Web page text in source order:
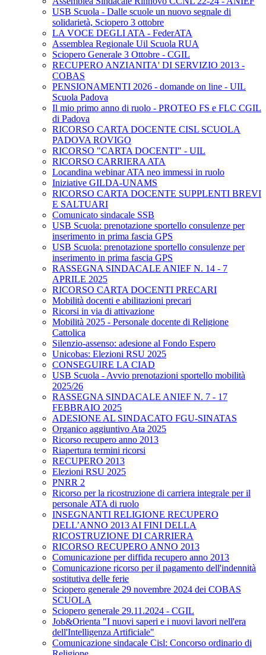
USB Scuola - Dalle scuole un nuovo segnale di
solidarietà, Sciopero 3 ottobre
LA VOCE DEGLI ATA - FederATA
Assemblea Regionale Uil Scuola RUA
Sciopero Generale 3 Ottobre - CGIL
RECUPERO ANZIANITA' DI SERVIZIO 2013 -
COBAS
PENSIONAMENTI 2026 - domande on line - UIL
Scuola Padova
Il mio primo anno di ruolo - PROTEO FS e FLC CGIL
di Padova
RICORSO CARTA DOCENTE CISL SCUOLA
PADOVA ROVIGO
RICORSO "CARTA DOCENTI" - UIL
RICORSO CARRIERA ATA
Locandina webinar ATA neo immessi in ruolo
Iniziative GILDA-UNAMS
RICORSO CARTA DOCENTE SUPPLENTI BREVI
E SALTUARI
Comunicato sindacale SSB
USB Scuola: prenotazione sportello consulenze per
inserimento in prima fascia GPS
USB Scuola: prenotazione sportello consulenze per
inserimento in prima fascia GPS
RASSEGNA SINDACALE ANIEF N. 14 - 7
APRILE 2025
RICORSO CARTA DOCENTI PRECARI
Mobilità docenti e abilitazioni precari
Ricorsi in via di attivazione
Mobilità 2025 - Personale docente di Religione
Cattolica
Silenzio-assenso: adesione al Fondo Espero
Unicobas: Elezioni RSU 2025
CONSEGUIRE LA CIAD
USB Scuola - Avvio prenotazioni sportello mobilità
2025/26
RASSEGNA SINDACALE ANIEF N. 7 - 17
FEBBRAIO 2025
ADESIONE AL SINDACATO FGU-SINATAS
Organico aggiuntivo Ata 2025
Ricorso recupero anno 2013
Riapertura termini ricorsi
RECUPERO 2013
Elezioni RSU 2025
PNRR 2
Ricorso per la ricostruzione di carriera integrale per il
personale ATA di ruolo
INSEGNANTI RELIGIONE RECUPERO
DELL’ANNO 2013 AI FINI DELLA
RICOSTRUZIONE DI CARRIERA
RICORSO RECUPERO ANNO 2013
Comunicazione per diffida recupero anno 2013
Comunicazione ricorso per il pagamento dell'indennità
sostitutiva delle ferie
Sciopero generale 29 novembre 2024 dei COBAS
SCUOLA
Sciopero generale 29.11.2024 - CGIL
Job&Orienta "I nuovi saperi e i nuovi lavori nell'era
dell'Intelligenza Artificiale"
Comunicazione sindacale Cisl: Concorso ordinario di